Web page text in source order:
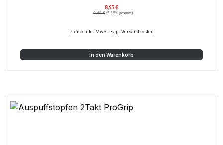
Verkaufspreis:
8,95 €
Regulärer Preis:
9,48 € (5.59% gespart)
Preise inkl. MwSt. zzgl. Versandkosten
In den Warenkorb